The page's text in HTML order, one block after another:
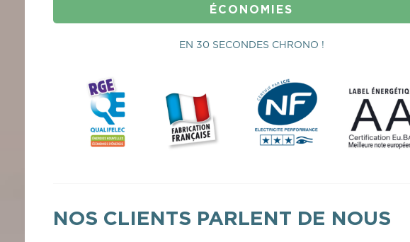
ÉCONOMIES
EN 30 SECONDES CHRONO !
NOS CLIENTS PARLENT DE NOUS